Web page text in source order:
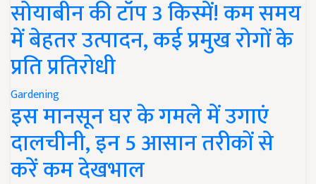
सोयाबीन की टॉप 3 किस्में! कम समय
में बेहतर उत्पादन, कई प्रमुख रोगों के
प्रति प्रतिरोधी
Gardening
इस मानसून घर के गमले में उगाएं
दालचीनी, इन 5 आसान तरीकों से
करें कम देखभाल